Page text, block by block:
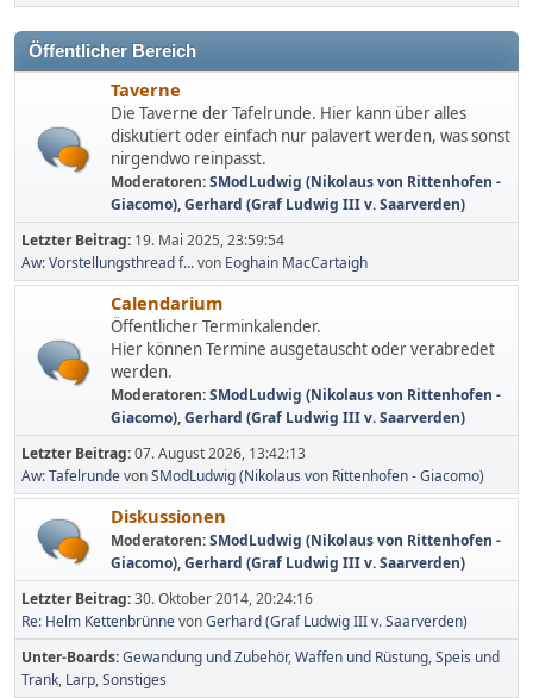
Öffentlicher Bereich
Taverne
Die Taverne der Tafelrunde. Hier kann über alles
diskutiert oder einfach nur palavert werden, was sonst
nirgendwo reinpasst.
Moderatoren:SModLudwig (Nikolaus von Rittenhofen -
Giacomo),Gerhard (Graf Ludwig III v. Saarverden)
Letzter Beitrag: 19. Mai 2025, 23:59:54
Aw: Vorstellungsthread f...von Eoghain MacCartaigh
Calendarium
Öffentlicher Terminkalender.
Hier können Termine ausgetauscht oder verabredet
werden.
Moderatoren:SModLudwig (Nikolaus von Rittenhofen -
Giacomo),Gerhard (Graf Ludwig III v. Saarverden)
Letzter Beitrag:07. August 2026, 13:42:13
Aw: TafelrundevonSModLudwig (Nikolaus von Rittenhofen - Giacomo)
Diskussionen
Moderatoren:SModLudwig (Nikolaus von Rittenhofen -
Giacomo),Gerhard (Graf Ludwig III v. Saarverden)
Letzter Beitrag:30. Oktober 2014, 20:24:16
Re: Helm KettenbrünnevonGerhard (Graf Ludwig III v. Saarverden)
Unter-Boards Gewandung und Zubehör Waffen und Rüstung Speis und
Trank Larp Sonstiges